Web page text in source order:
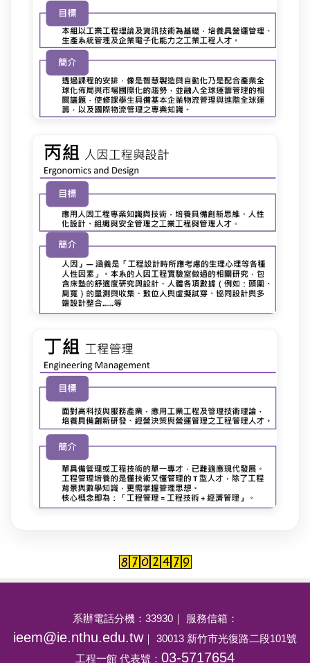
系辦電話分機：33930｜ 服務信箱：
ieem@ie.nthu.edu.tw｜ 30013 新竹市光復路二段101號
工程一館 代表號： 03-5717654